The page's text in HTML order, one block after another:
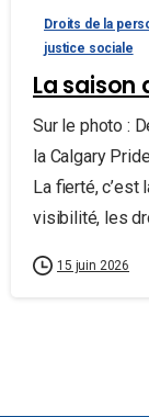
Droits de la
justice sociale
La saison
Sur le photo :
la Calgary
La fierté, c’est
visibilité, les
15 juin 2026